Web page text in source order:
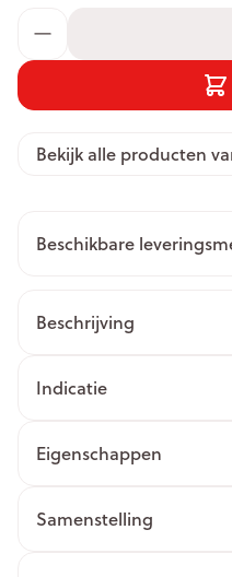
Bekijk alle producten
Beschikbare
Beschrijving
Indicatie
Eigenschappen
Samenstelling